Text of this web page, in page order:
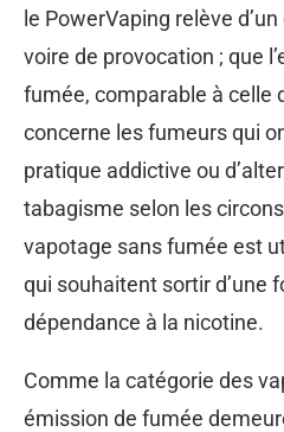
le PowerVaping relève
voire de provocation ; que
fumée, comparable à celle
concerne les fumeurs qui
pratique addictive ou
tabagisme selon les
vapotage sans fumée est
qui souhaitent sortir d’une
dépendance à la nicotine.
Comme la catégorie des
émission de fumée